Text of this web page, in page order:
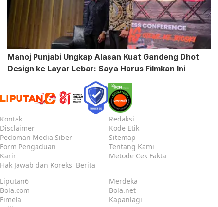
Manoj Punjabi Ungkap Alasan Kuat Gandeng Dhot
Design ke Layar Lebar: Saya Harus Filmkan Ini
Kontak
Redaksi
Disclaimer
Kode Etik
Pedoman Media Siber
Sitemap
Form Pengaduan
Tentang Kami
Karir
Metode Cek Fakta
Hak Jawab dan Koreksi Berita
Liputan6
Merdeka
Bola.com
Bola.net
Fimela
Kapanlagi